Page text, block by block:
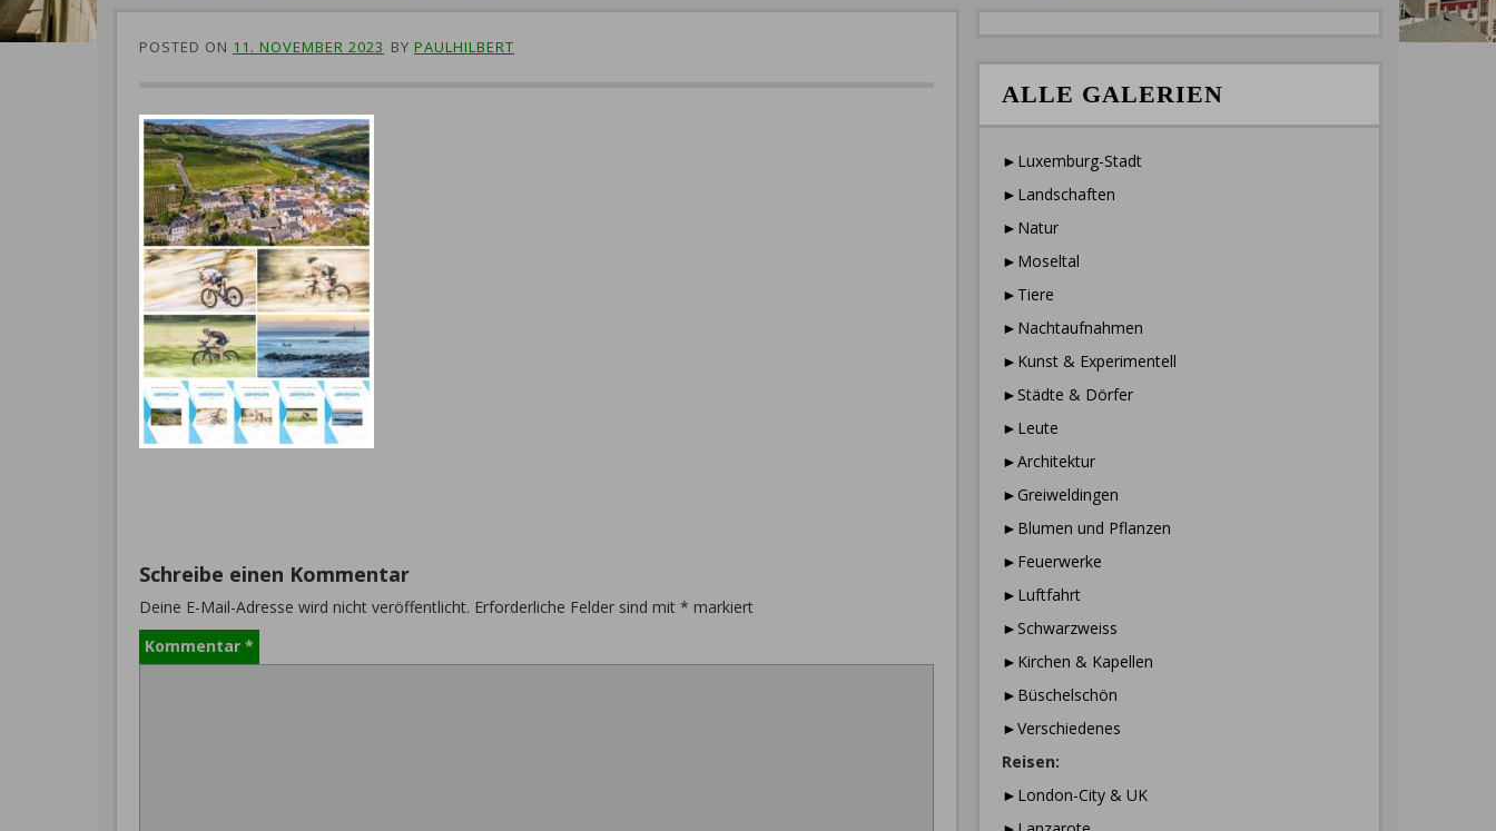
POSTED ON 11. NOVEMBER 2023 BY PAULHILBERT
Schreibe einen Kommentar
Deine E-Mail-Adresse wird nicht veröffentlicht. Erforderliche Felder sind mit * markiert
Kommentar *
ALLE GALERIEN
►Luxemburg-Stadt
►Landschaften
►Natur
►Moseltal
►Tiere
►Nachtaufnahmen
►Kunst & Experimentell
►Städte & Dörfer
►Leute
►Architektur
►Greiweldingen
►Blumen und Pflanzen
►Feuerwerke
►Luftfahrt
►Schwarzweiss
►Kirchen & Kapellen
►Büschelschön
►Verschiedenes
Reisen:
►London-City & UK